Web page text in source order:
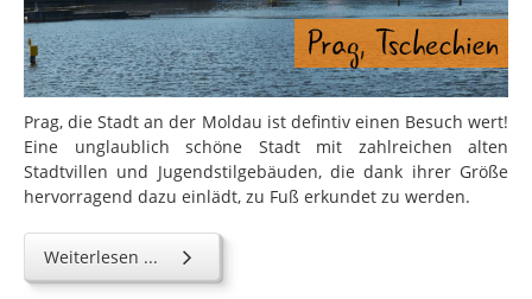
Prag, die Stadt an der Moldau ist defintiv einen Besuch wert!
Eine unglaublich schöne Stadt mit zahlreichen alten
Stadtvillen und Jugendstilgebäuden, die dank ihrer Größe
hervorragend dazu einlädt, zu Fuß erkundet zu werden.
Weiterlesen ...